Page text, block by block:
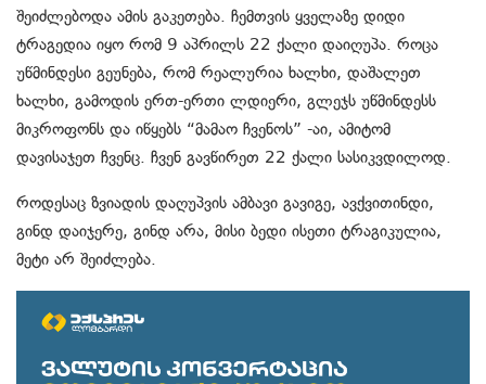
შეიძლებოდა ამის გაკეთება. ჩემთვის ყველაზე დიდი
ტრაგედია იყო რომ 9 აპრილს 22 ქალი დაიღუპა. როცა
უწმინდესი გეუნება, რომ რეალურია ხალხი, დაშალეთ
ხალხი, გამოდის ერთ-ერთი ლდიერი, გლეჯს უწმინდესს
მიკროფონს და იწყებს “მამაო ჩვენოს” -აი, ამიტომ
დავისაჯეთ ჩვენც. ჩვენ გავწირეთ 22 ქალი სასიკვდილოდ.
როდესაც ზვიადის დაღუპვის ამბავი გავიგე, ავქვითინდი,
გინდ დაიჯერე, გინდ არა, მისი ბედი ისეთი ტრაგიკულია,
მეტი არ შეიძლება.